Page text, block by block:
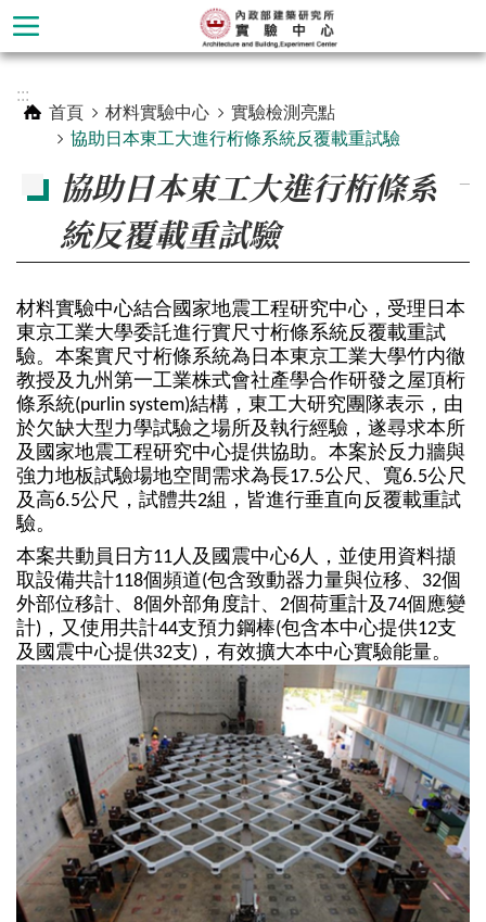
跳到主要內容區塊
階
材
料
實
驗
中
心
防
火
實
驗
中
心
性
能
實
驗
中
心
:::
首頁
材料實驗中心
實驗檢測亮點
協助日本東工大進行桁條系統反覆載重試驗
協助日本東工大進行桁條系
統反覆載重試驗
材料實驗中心結合國家地震工程研究中心，受理日本
東京工業大學委託進行實尺寸桁條系統反覆載重試
驗。本案實尺寸桁條系統為日本東京工業大學竹内徹
教授及九州第一工業株式會社產學合作研發之屋頂桁
條系統(purlin system)結構，東工大研究團隊表示，由
於欠缺大型力學試驗之場所及執行經驗，遂尋求本所
及國家地震工程研究中心提供協助。本案於反力牆與
強力地板試驗場地空間需求為長17.5公尺、寬6.5公尺
及高6.5公尺，試體共2組，皆進行垂直向反覆載重試
驗。
本案共動員日方11人及國震中心6人，並使用資料擷
取設備共計118個頻道(包含致動器力量與位移、32個
外部位移計、8個外部角度計、2個荷重計及74個應變
計)，又使用共計44支預力鋼棒(包含本中心提供12支
及國震中心提供32支)，有效擴大本中心實驗能量。